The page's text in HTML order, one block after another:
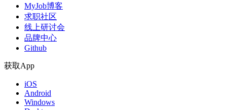
MyJob博客
求职社区
线上研讨会
品牌中心
Github
获取App
iOS
Android
Windows